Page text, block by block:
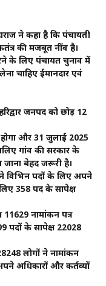
ने कहा है कि पंचायती
की मजबूत नींव है।
के लिए पंचायत चुनाव में
चाहिए ईमानदार एवं
जनपद को छोड़ 12
और 31 जुलाई 2025
गांव की सरकार के
जाना बेहद जरूरी है।
विभिन पदों के लिए अपने
358 पद के सापेक्ष
नामांकन पत्र
पदों के सापेक्ष 22028
लोगों ने नामांकन
अधिकारों और कर्तव्यों